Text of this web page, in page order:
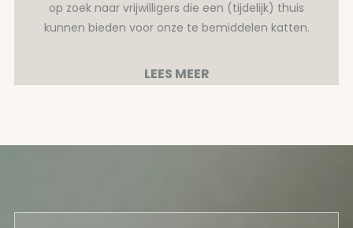
op zoek naar vrijwilligers die een (tijdelijk) thuis
kunnen bieden voor onze te bemiddelen katten.
LEES MEER